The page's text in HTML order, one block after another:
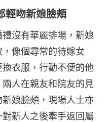
吻新娘臉頰
沒有華麗排場，新娘
像個尋常的待嫁女
衣服，行動不便的他
人在親友和院友的見
娘臉頰，現場人士亦
新人之後牽手返回屬